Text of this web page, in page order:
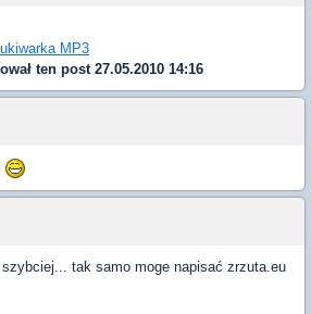
MP3
ten post 27.05.2010 14:16
tak samo moge napisać zrzuta.eu